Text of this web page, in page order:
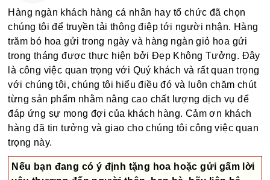
Hàng ngàn khách hàng cá nhân hay tổ chức đã chọn
chúng tôi để truyền tải thông điệp tới người nhận. Hàng
trăm bó hoa gửi trong ngày và hàng ngàn giỏ hoa gửi
trong tháng được thực hiện bởi Đẹp Không Tưởng. Đây
là công việc quan trọng với Quý khách và rất quan trọng
với chúng tôi, chúng tôi hiểu điều đó và luôn chăm chút
từng sản phẩm nhằm nâng cao chất lượng dịch vụ để
đáp ứng sự mong đợi của khách hàng. Cảm ơn khách
hàng đã tin tưởng và giao cho chúng tôi công việc quan
trọng này.
Nếu bạn đang có ý định tặng hoa hoặc gửi gấm lời